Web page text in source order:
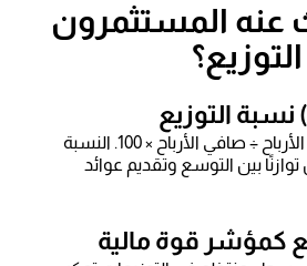
عنه المستثمرون
نسبة التوزيع = توزيعات الأرباح ÷ صافي الأرباح × 100. النسبة
بين التوسع وتقديم عوائد
كمؤشر قوة مالية